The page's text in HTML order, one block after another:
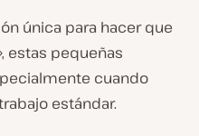
única para hacer que
estas pequeñas
cuando
estándar.